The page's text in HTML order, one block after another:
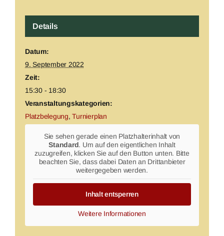
Details
Datum:
9. September 2022
Zeit:
15:30 - 18:30
Veranstaltungskategorien:
Platzbelegung,Turnierplan
Sie sehen gerade einen Platzhalterinhalt von
Standard. Um auf den eigentlichen Inhalt
zuzugreifen, klicken Sie auf den Button unten. Bitte
beachten Sie, dass dabei Daten an Drittanbieter
weitergegeben werden.
Inhalt entsperren
Weitere Informationen